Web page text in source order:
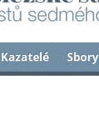
Kazatelé Sbory